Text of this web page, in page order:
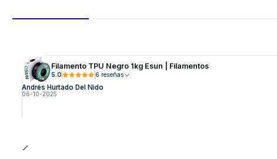
Filamento TPU Negro 1kg Esun | Filamentos
5.0 6 reseñas
Andrés Hurtado Del Nido
06-10-2025